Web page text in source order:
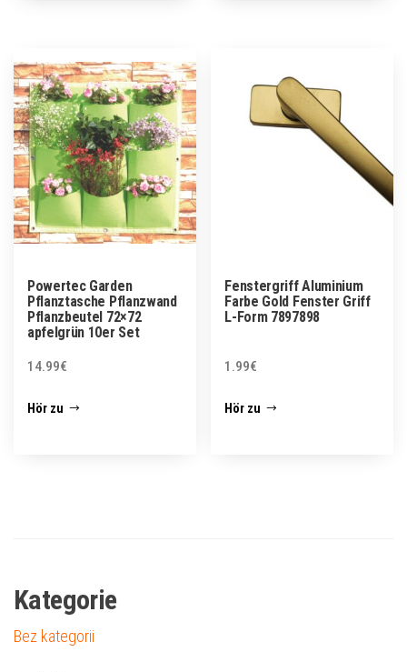
Powertec Garden
Pflanztasche Pflanzwand
Pflanzbeutel 72×72
apfelgrün 10er Set
14.99€
Hör zu
Fenstergriff Aluminium
Farbe Gold Fenster Griff
L-Form 7897898
1.99€
Hör zu
Kategorie
Bez kategorii